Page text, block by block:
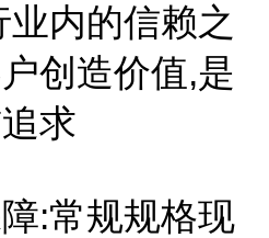
内的信赖之
创造价值,是
求
:常规规格现